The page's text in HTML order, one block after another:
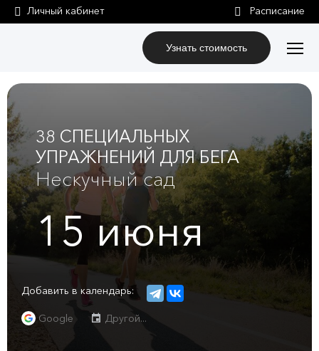
Личный кабинет
Узнать стоимость
38 СПЕЦИАЛЬНЫХ
УПРАЖНЕНИЙ ДЛЯ БЕГА
Нескучный сад
15июня
Добавить в календарь:
Google Другой...